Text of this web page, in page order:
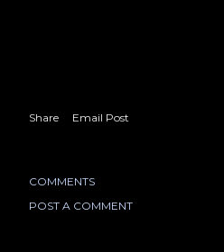
Share Email Post
COMMENTS
POST A COMMENT